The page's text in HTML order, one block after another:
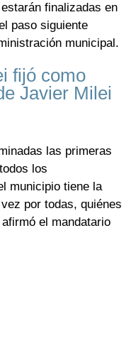
finalizadas en
paso siguiente
municipal.
fijó como
Javier Milei
las primeras
los
municipio tiene la
por todas, quiénes
el mandatario